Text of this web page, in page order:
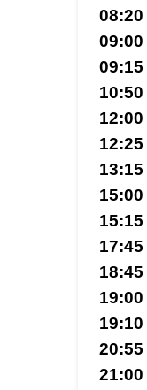
08:20
09:00
09:15
10:50
12:00
12:25
13:15
15:00
15:15
17:45
18:45
19:00
19:10
20:55
21:00